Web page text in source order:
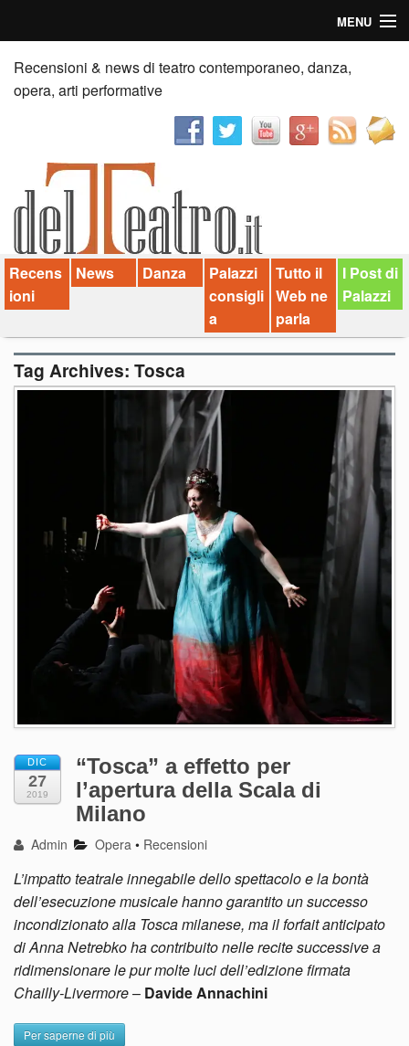
MENU
Home
Recensioni
News
Palazzi consiglia
Video
Chi siamo
Contatti
Recensioni & news di teatro contemporaneo, danza,
opera, arti performative
Recens
ioni
News Danza
Palazzi
consigli
a
Tutto il
Web ne
parla
I Post di
Palazzi
Tag Archives: Tosca
DIC
27
2019
“Tosca” a effetto per
l’apertura della Scala di
Milano
Admin Opera • Recensioni
L’impatto teatrale innegabile dello spettacolo e la bontà
dell’esecuzione musicale hanno garantito un successo
incondizionato alla Tosca milanese, ma il forfait anticipato
di Anna Netrebko ha contribuito nelle recite successive a
ridimensionare le pur molte luci dell’edizione firmata
Chailly-Livermore– Davide Annachini
Per saperne di più